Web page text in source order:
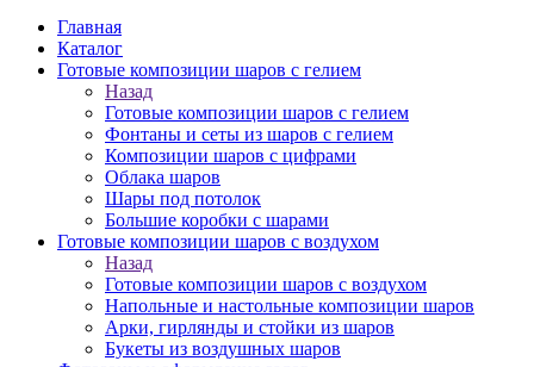
Главная
Каталог
Готовые композиции шаров с гелием
Назад
Готовые композиции шаров с гелием
Фонтаны и сеты из шаров с гелием
Композиции шаров с цифрами
Облака шаров
Шары под потолок
Большие коробки с шарами
Готовые композиции шаров с воздухом
Назад
Готовые композиции шаров с воздухом
Напольные и настольные композиции шаров
Арки, гирлянды и стойки из шаров
Букеты из воздушных шаров